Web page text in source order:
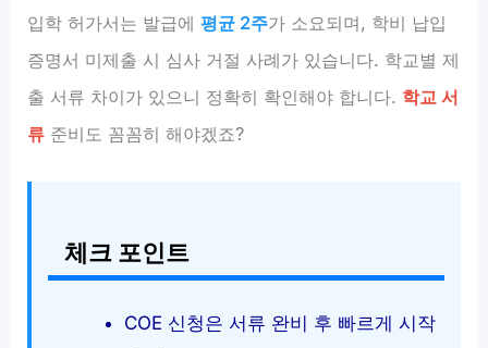
입학 허가서는 발급에평균 2주가 소요되며, 학비 납입
증명서 미제출 시 심사 거절 사례가 있습니다. 학교별 제
출 서류 차이가 있으니 정확히 확인해야 합니다. 학교 서
류 준비도 꼼꼼히 해야겠죠?
체크 포인트
COE 신청은 서류 완비 후 빠르게 시작